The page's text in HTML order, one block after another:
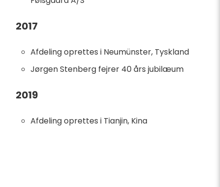
2017
Afdeling oprettes i Neumünster, Tyskland
Jørgen Stenberg fejrer 40 års jubilæum
2019
Afdeling oprettes i Tianjin, Kina